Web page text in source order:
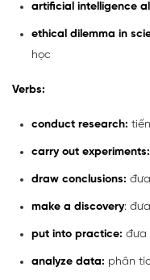
artificial intelligence
ethical dilemma in
học
Verbs:
conduct research:
carry out experiments:
draw conclusions:
make a discovery:
put into practice: đưa
analyze data: phân